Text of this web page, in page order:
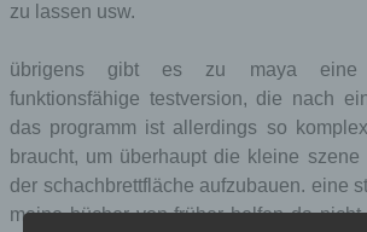
zu lassen usw.
übrigens gibt es zu maya eine
funktionsfähige testversion, die nach
das programm ist allerdings so
braucht, um überhaupt die kleine szene
der schachbrettfläche aufzubauen. eine
meine bücher von früher helfen da